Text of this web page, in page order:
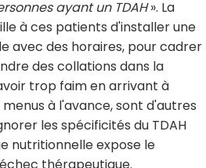
ayant un TDAH». La
à ces patients d'installer une
avec des horaires, pour cadrer
des collations dans la
trop faim en arrivant à
à l'avance, sont d'autres
les spécificités du TDAH
nutritionnelle expose le